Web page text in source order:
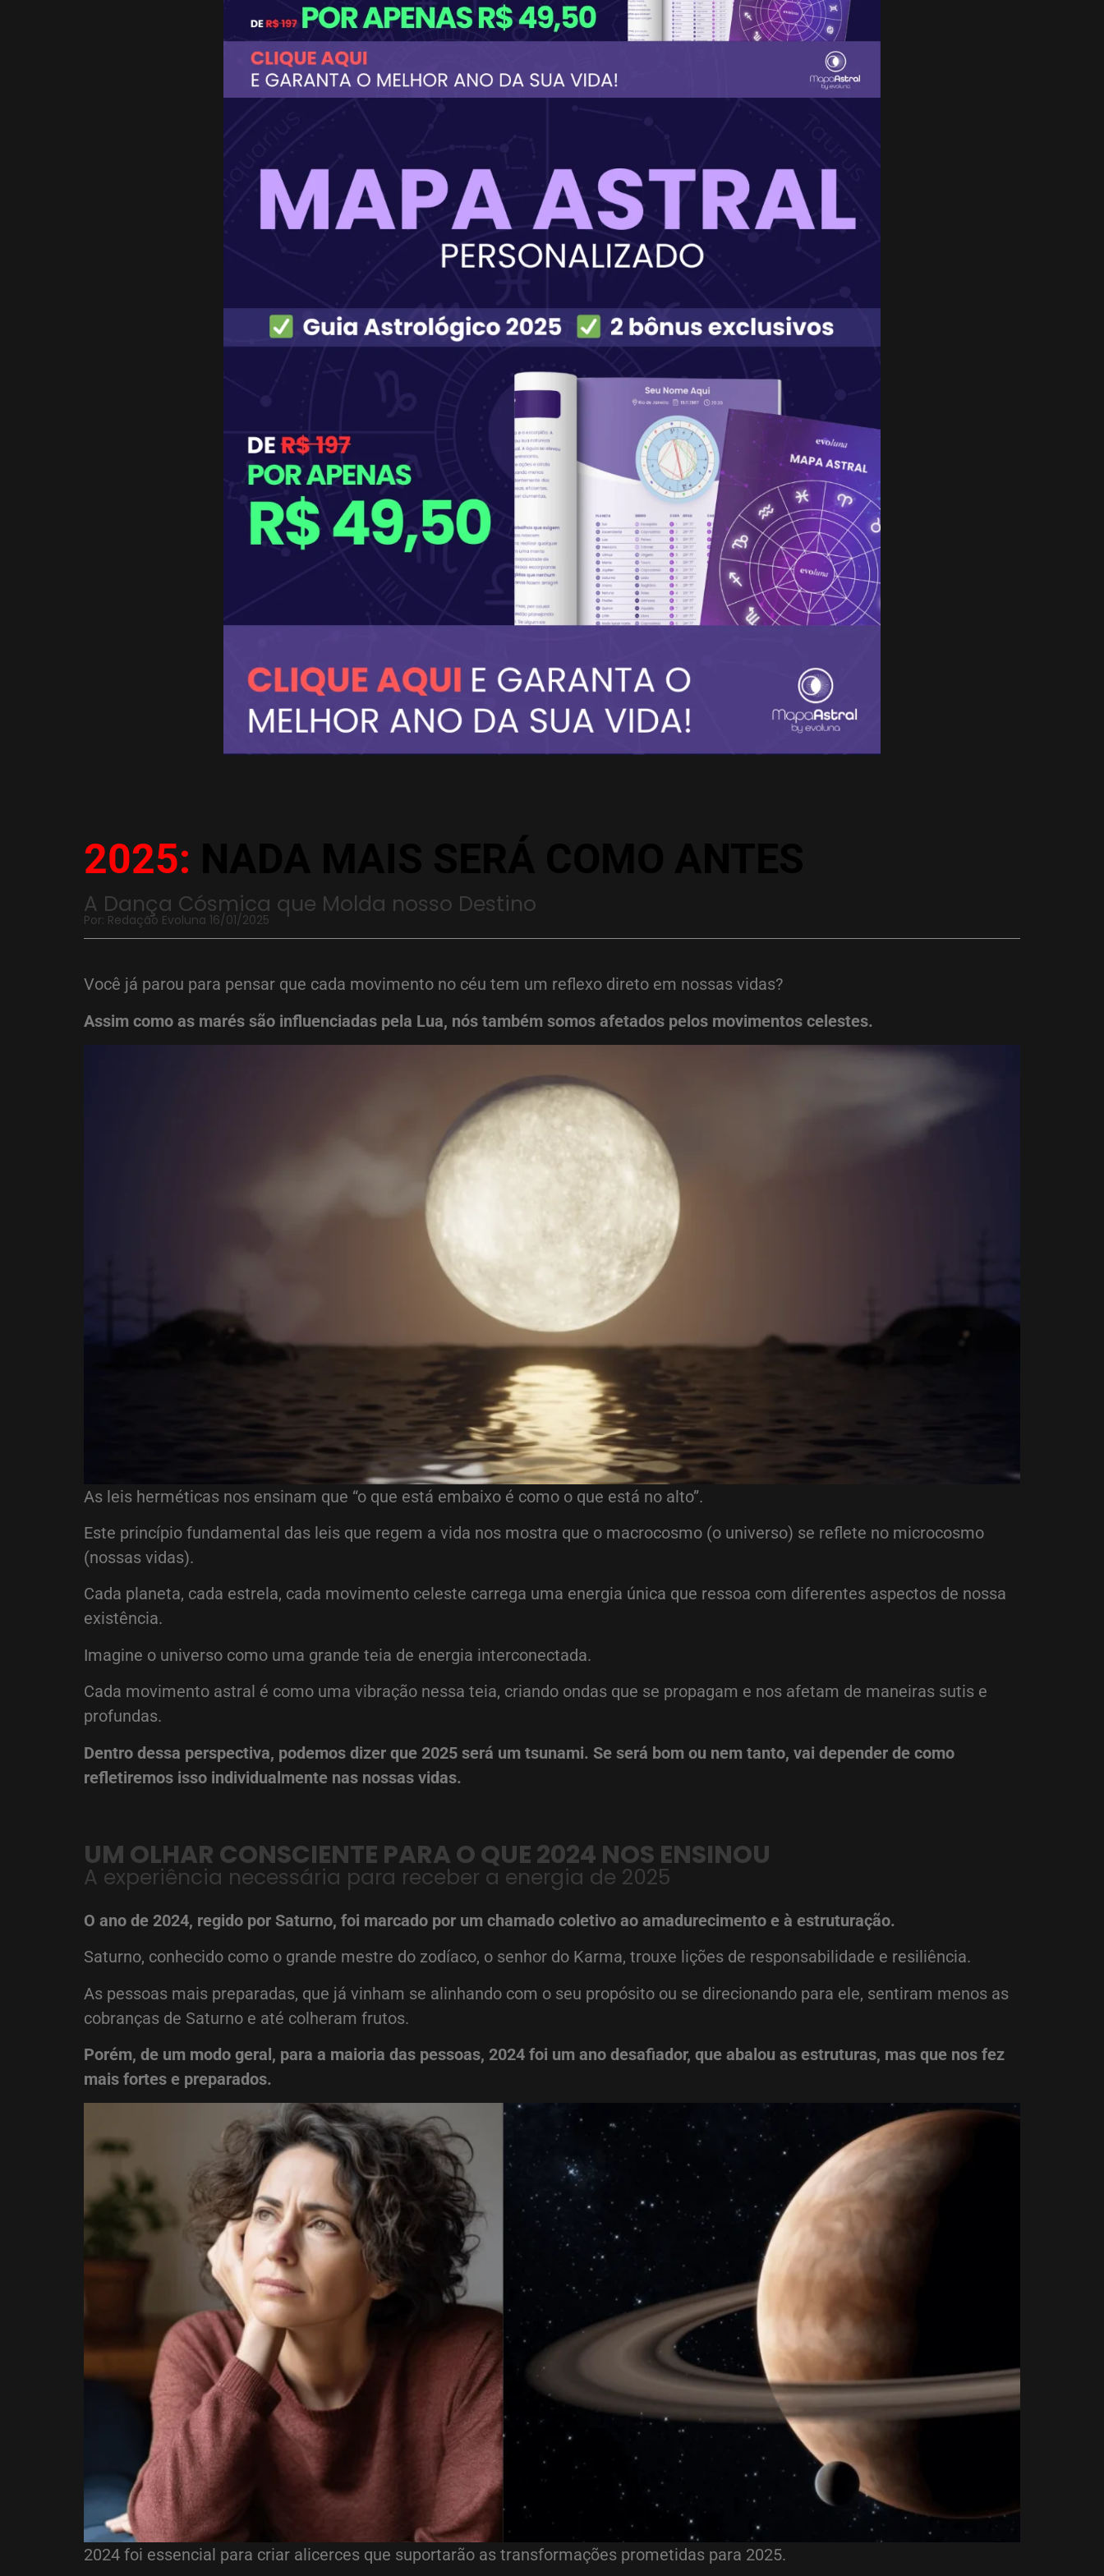
2025:
A Dança Cósmica que Molda nosso Destino
Por: Redação Evoluna 16/01/2025
Você já parou para pensar que cada movimento no céu tem um reflexo direto em nossas vidas?
Assim como as marés são influenciadas pela Lua, nós também somos afetados pelos movimentos celestes.
As leis herméticas nos ensinam que “o que está embaixo é como o que está no alto”.
Este princípio fundamental das leis que regem a vida nos mostra que o macrocosmo (o universo) se reflete no microcosmo
(nossas vidas).
Cada planeta, cada estrela, cada movimento celeste carrega uma energia única que ressoa com diferentes aspectos de nossa
existência.
Imagine o universo como uma grande teia de energia interconectada.
Cada movimento astral é como uma vibração nessa teia, criando ondas que se propagam e nos afetam de maneiras sutis e
profundas.
Dentro dessa perspectiva, podemos dizer que 2025 será um tsunami. Se será bom ou nem tanto, vai depender de como
refletiremos isso individualmente nas nossas vidas.
UM OLHAR CONSCIENTE PARA O QUE 2024 NOS ENSINOU
A experiência necessária para receber a energia de 2025
O ano de 2024, regido por Saturno, foi marcado por um chamado coletivo ao amadurecimento e à estruturação.
Saturno, conhecido como o grande mestre do zodíaco, o senhor do Karma, trouxe lições de responsabilidade e resiliência.
As pessoas mais preparadas, que já vinham se alinhando com o seu propósito ou se direcionando para ele, sentiram menos as
cobranças de Saturno e até colheram frutos.
Porém, de um modo geral, para a maioria das pessoas, 2024 foi um ano desafiador, que abalou as estruturas, mas que nos fez
mais fortes e preparados.
2024 foi essencial para criar alicerces que suportarão as transformações prometidas para 2025.